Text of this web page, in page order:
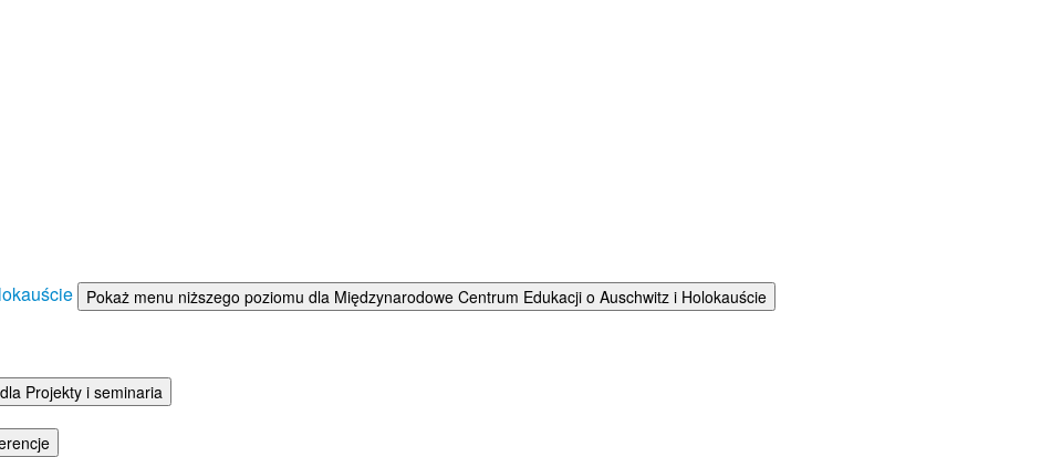
Pokaż menu niższego poziomu dla Międzynarodowe Centrum Edukacji o Auschwitz i Holokauście
Projekty i seminaria